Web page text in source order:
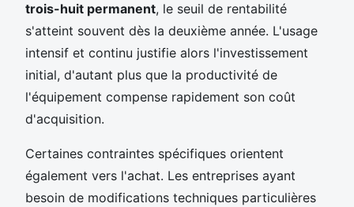
trois-huit permanent, le seuil de rentabilité
s'atteint souvent dès la deuxième année. L'usage
intensif et continu justifie alors l'investissement
initial, d'autant plus que la productivité de
l'équipement compense rapidement son coût
d'acquisition.
Certaines contraintes spécifiques orientent
également vers l'achat. Les entreprises ayant
besoin de modifications techniques particulières